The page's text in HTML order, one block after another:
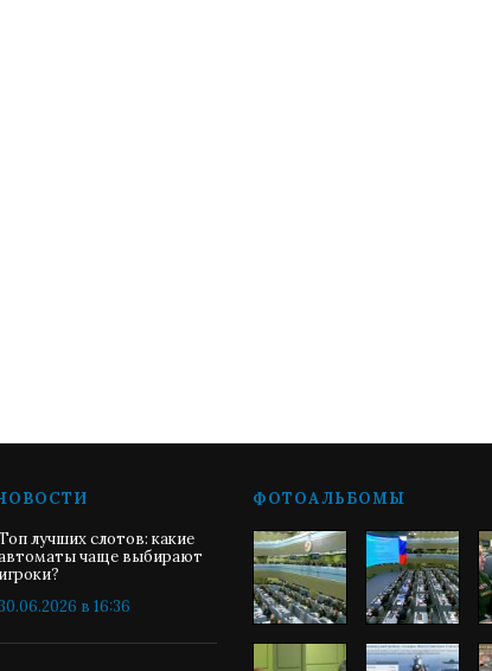
лучших слотов: какие
чаще выбирают
игроки?
30.06.2026 в 16:36
ФОТОАЛЬБОМЫ